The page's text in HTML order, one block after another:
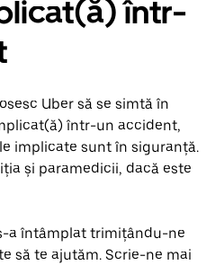
într-
Uber să se simtă în
într-un accident,
implicate sunt în siguranță.
și paramedicii, dacă este
a întâmplat trimițându-ne
să te ajutăm. Scrie-ne mai